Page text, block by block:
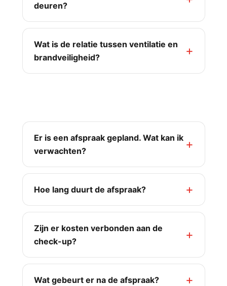
deuren?
Wat is de relatie tussen ventilatie en
brandveiligheid?
Er is een afspraak gepland. Wat kan ik
verwachten?
Hoe lang duurt de afspraak?
Zijn er kosten verbonden aan de
check-up?
Wat gebeurt er na de afspraak?